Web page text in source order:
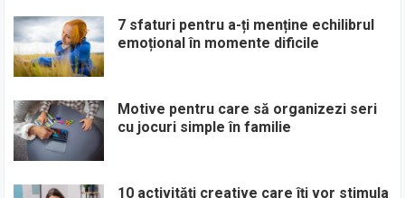
7 sfaturi pentru a-ți menține echilibrul
emoțional în momente dificile
Motive pentru care să organizezi seri
cu jocuri simple în familie
10 activități creative care îți vor stimula